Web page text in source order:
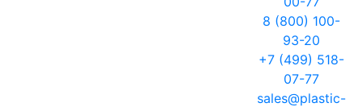
8 (800) 100-
93-20
+7 (499) 518-
07-77
sales@plastic-